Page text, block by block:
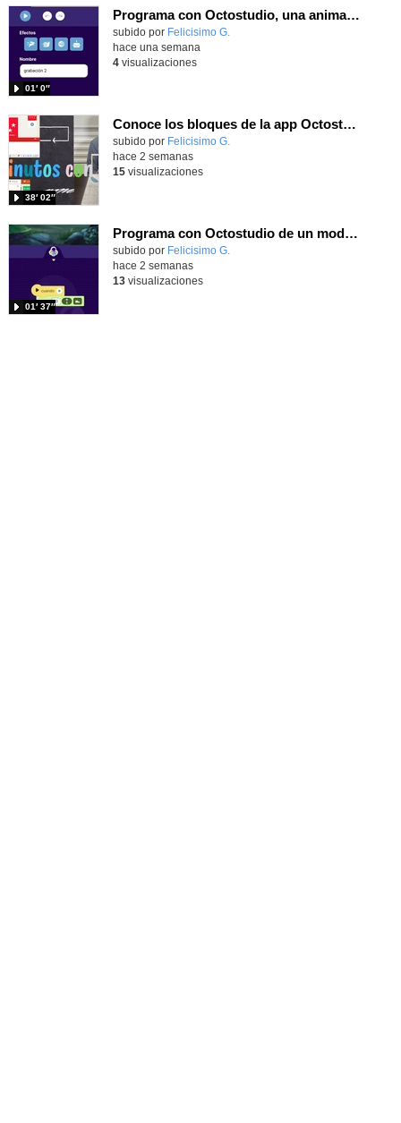
Programa con Octostudio, una animación utilizando la cámara para una foto y audio y texto para comunicar.
Contenido educativo.
subido por Felicisimo G.
01′ 0″
hace una semana
4visualizaciones
Conoce los bloques de la app Octostudio, gratuito, offline y para tu tablet y móvil - Contenido educativo
Contenido educativo.
subido por Felicisimo G.
38′ 02″
hace 2 semanas
15visualizaciones
Programa con Octostudio de un modo sencillo, offline y gratuito
Contenido educativo.
subido por Felicisimo G.
01′ 37″
hace 2 semanas
13visualizaciones